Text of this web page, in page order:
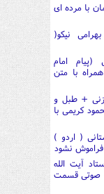
با مرده ای
نیکو(
امام
با متن
+ طبل و
کریمی با
( اردو )
نشود
آیت الله
صورت صوتی قسمت